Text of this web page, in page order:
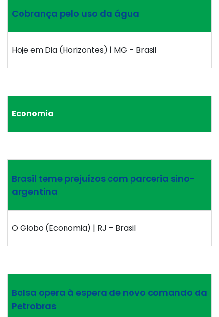
Cobrança pelo uso da água
Hoje em Dia (Horizontes) | MG – Brasil
Economia
Brasil teme prejuízos com parceria sino-
argentina
O Globo (Economia) | RJ – Brasil
Bolsa opera à espera de novo comando da
Petrobras